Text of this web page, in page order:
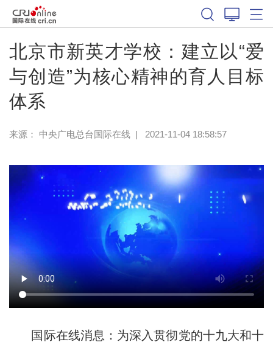
北京市新英才学校：建立以“爱
与创造”为核心精神的育人目标
体系
来源： 中央广电总台国际在线| 2021-11-04 18:58:57
国际在线消息：为深入贯彻党的十九大和十